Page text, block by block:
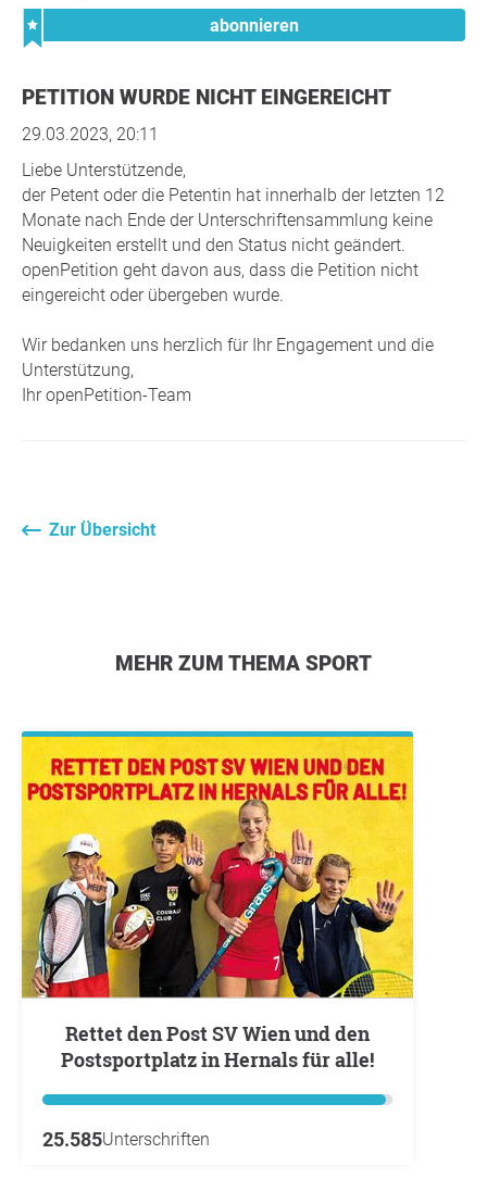
abonnieren
PETITION WURDE NICHT EINGEREICHT
29.03.2023, 20:11
Liebe Unterstützende,
der Petent oder die Petentin hat innerhalb der letzten 12
Monate nach Ende der Unterschriftensammlung keine
Neuigkeiten erstellt und den Status nicht geändert.
openPetition geht davon aus, dass die Petition nicht
eingereicht oder übergeben wurde.
Wir bedanken uns herzlich für Ihr Engagement und die
Unterstützung,
Ihr openPetition-Team
Zur Übersicht
MEHR ZUM THEMA SPORT
Rettet den Post SV Wien und den
Postsportplatz in Hernals für alle!
25.585Unterschriften